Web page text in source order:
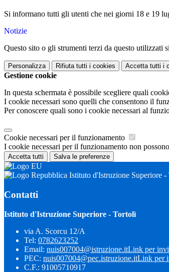
Si informano tutti gli utenti che nei giorni 18 e 19
Notizie
Questo sito o gli strumenti terzi da questo utilizzati
Personalizza Rifiuta tutti i cookies Accetta tutti i
Gestione cookie
In questa schermata è possibile scegliere quali
I cookie necessari sono quelli che consentono il
Per conoscere quali sono i cookie necessari al
Cookie necessari per il funzionamento
I cookie necessari per il funzionamento non
Accetta tutti Salva le preferenze
Istituto d'Istruzione Superiore
Contatti
Istituto d'Istruzione Superiore - Tortolì
via A. Scorcu 12/A
Tel: 0782623252
Email: nuis007004@istruzione.itLink per
PEC: nuis007004@pec.istruzione.itLink per
C.F.: 91005710917